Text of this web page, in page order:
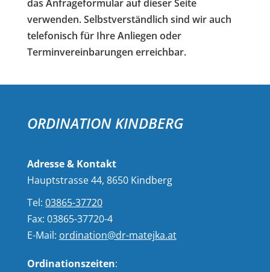
das Anfrageformular auf dieser Seite
verwenden. Selbstverständlich sind wir auch
telefonisch für Ihre Anliegen oder
Terminvereinbarungen erreichbar.
ORDINATION KINDBERG
Adresse & Kontakt
Hauptstrasse 44, 8650 Kindberg
Tel: 03865-37720
Fax: 03865-37720-4
E-Mail: ordination@dr-matejka.at
Ordinationszeiten: